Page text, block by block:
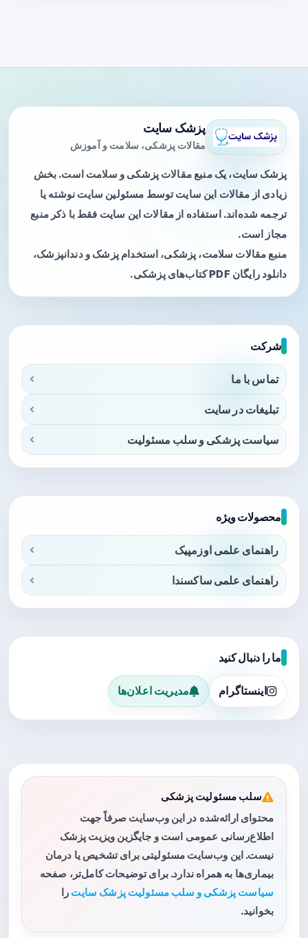
پزشک سایت
مقالات پزشکی، سلامت و آموزش
پزشک سایت، یک منبع مقالات پزشکی و سلامت است. بخش
زیادی از مقالات این سایت توسط مسئولین سایت نوشته یا
ترجمه شده‌اند. استفاده از مقالات این سایت فقط با ذکر منبع
مجاز است.
منبع مقالات سلامت، پزشکی، استخدام پزشک و دندانپزشک،
دانلود رایگان PDF کتاب‌های پزشکی.
شرکت
تماس با ما
تبلیغات در سایت
سیاست پزشکی و سلب مسئولیت
محصولات ویژه
راهنمای علمی اوزمپیک
راهنمای علمی ساکسندا
ما را دنبال کنید
اینستاگرام مدیریت اعلان‌ها
سلب مسئولیت پزشکی
محتوای ارائه‌شده در این وب‌سایت صرفاً جهت
اطلاع‌رسانی عمومی است و جایگزین ویزیت پزشک
نیست. این وب‌سایت مسئولیتی برای تشخیص یا درمان
بیماری‌ها به همراه ندارد. برای توضیحات کامل‌تر، صفحه
سیاست پزشکی و سلب مسئولیت پزشک سایت را
بخوانید.